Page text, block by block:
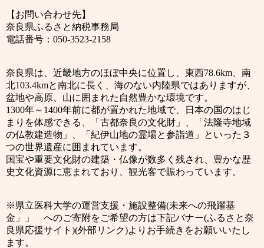
【お問い合わせ先】
奈良県ふるさと納税事務局
電話番号：050-3523-2158
奈良県は、近畿地方のほぼ中央に位置し、東西78.6km、南
北103.4kmと南北に長く、海のない内陸県ではありますが、
盆地や高原、山に囲まれた自然豊かな環境です。
1300年～1400年前に都が置かれた地域で、日本の国のはじ
まりを体感できる、「古都奈良の文化財」、「法隆寺地域
の仏教建造物」、「紀伊山地の霊場と参詣道」といった３
つの世界遺産に囲まれています。
国宝や重要文化財の建築・仏像が数多く残され、豊かな歴
史文化資源に恵まれており、観光客で賑わっています。
※県立医科大学の運営支援・施設整備(未来への飛躍基
金」」 へのご寄附をご希望の方は下記バナー(ふるさと奈
良県応援サイト)(外部リンク)よりお手続きをお願いいたし
ます。